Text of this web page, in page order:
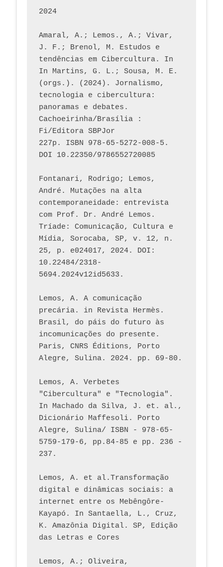
2024
Amaral, A.; Lemos., A.; Vivar,
J. F.; Brenol, M. Estudos e
tendências em Cibercultura. In
In Martins, G. L.; Sousa, M. E.
(orgs.). (2024). Jornalismo,
tecnologia e cibercultura:
panoramas e debates.
Cachoeirinha/Brasília :
Fi/Editora SBPJor
227p. ISBN 978-65-5272-008-5.
DOI 10.22350/9786552720085
Fontanari, Rodrigo; Lemos,
André. Mutações na alta
contemporaneidade: entrevista
com Prof. Dr. André Lemos.
Tríade: Comunicação, Cultura e
Mídia, Sorocaba, SP, v. 12, n.
25, p. e024017, 2024. DOI:
10.22484/2318-
5694.2024v12id5633.
Lemos, A. A comunicação
precária. in Revista Hermès.
Brasil, do páis do futuro às
incomunicações do presente.
Paris, CNRS Éditions, Porto
Lemos, A. Verbetes
"Cibercultura" e "Tecnologia".
In Machado da Silva, J. et. al.,
Dicionário Maffesoli. Porto
Alegre, Sulina/ ISBN - 978-65-
5759-179-6, pp.84-85 e pp. 236 -
237.
Lemos, A. et al.Transformação
digital e dinâmicas sociais: a
internet entre os Mebêngôre-
Kayapó. In Santaella, L., Cruz,
K. Amazônia Digital. SP, Edição
das Letras e Cores
Lemos, A.; Oliveira,